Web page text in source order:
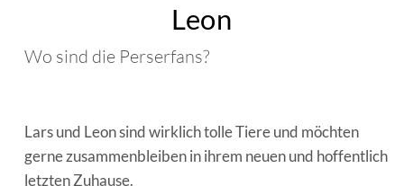
Leon
Wo sind die Perserfans?
Lars und Leon sind wirklich tolle Tiere und möchten
gerne zusammenbleiben in ihrem neuen und hoffentlich
letzten Zuhause.